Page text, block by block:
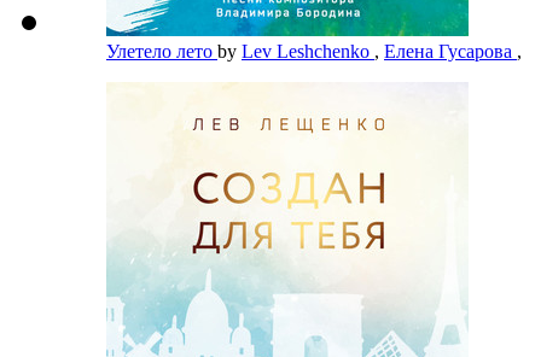
Улетело лето by Lev Leshchenko , Елена Гусарова ,